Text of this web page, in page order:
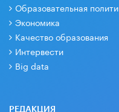
Образовательная
Экономика
Качество образования
Интервести
Big data
РЕДАКЦИЯ